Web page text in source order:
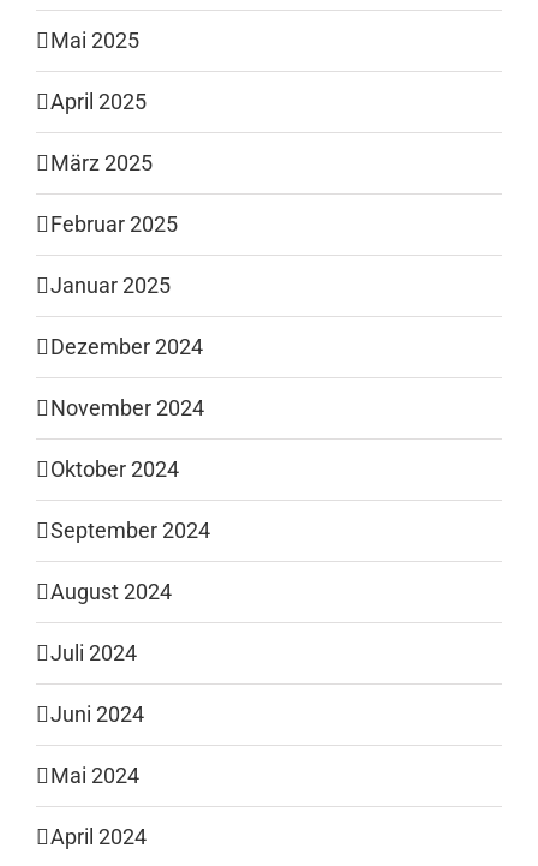
Mai 2025
April 2025
März 2025
Februar 2025
Januar 2025
Dezember 2024
November 2024
Oktober 2024
September 2024
August 2024
Juli 2024
Juni 2024
Mai 2024
April 2024